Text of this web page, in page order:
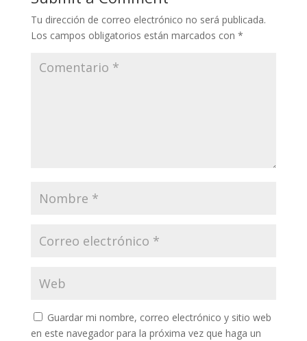
Tu dirección de correo electrónico no será publicada.
Los campos obligatorios están marcados con *
Guardar mi nombre, correo electrónico y sitio web
en este navegador para la próxima vez que haga un